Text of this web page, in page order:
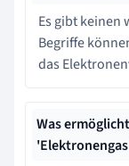
Es gibt keinen
Begriffe
das
Was